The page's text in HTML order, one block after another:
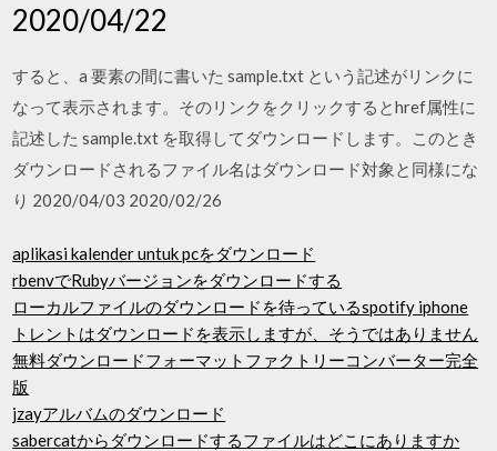
2020/04/22
すると、a 要素の間に書いた sample.txt という記述がリンクに
なって表示されます。そのリンクをクリックするとhref属性に
記述した sample.txt を取得してダウンロードします。このとき
ダウンロードされるファイル名はダウンロード対象と同様にな
り 2020/04/03 2020/02/26
aplikasi kalender untuk pcをダウンロード
rbenvでRubyバージョンをダウンロードする
ローカルファイルのダウンロードを待っているspotify iphone
トレントはダウンロードを表示しますが、そうではありません
無料ダウンロードフォーマットファクトリーコンバーター完全
版
jzayアルバムのダウンロード
sabercatからダウンロードするファイルはどこにありますか